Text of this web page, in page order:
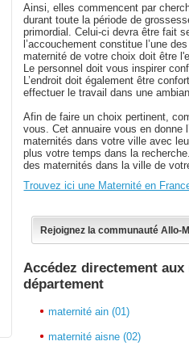
Ainsi, elles commencent par
durant toute la période de
primordial. Celui-ci devra être fait
l’accouchement constitue l’une
maternité de votre choix doit être
Le personnel doit vous inspirer
L’endroit doit également être
effectuer le travail dans une
Afin de faire un choix pertinent,
vous. Cet annuaire vous en donne
maternités dans votre ville avec
plus votre temps dans la
des maternités dans la ville de
Trouvez ici une Maternité en
Rejoignez la communauté Allo-
Accédez directement
département
maternité ain (01)
maternité aisne (02)